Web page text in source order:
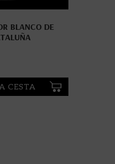
BLANCO DE
CESTA